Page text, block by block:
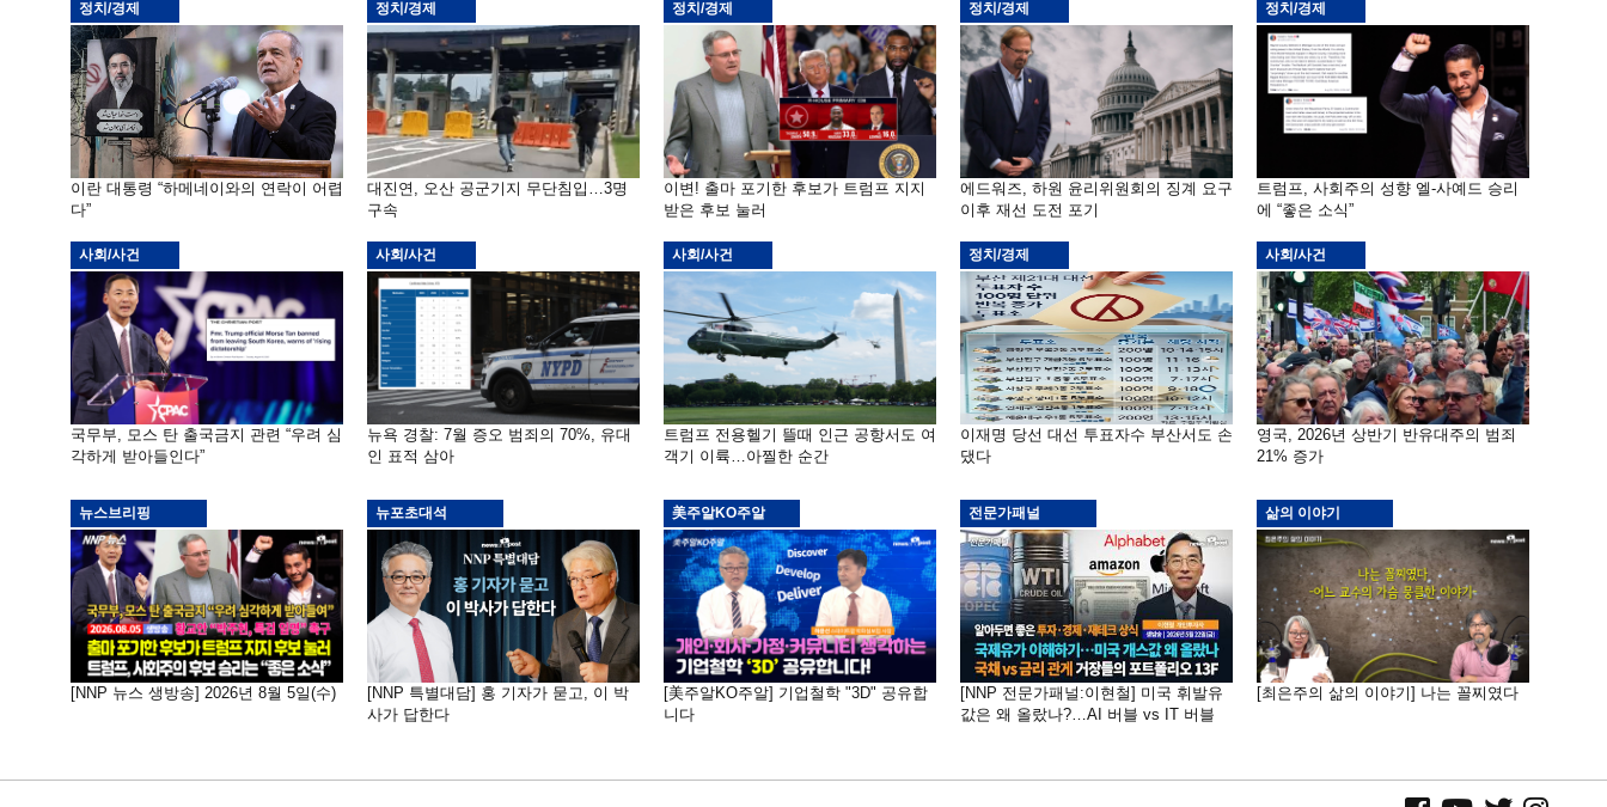
정치/경제
이란 대통령 “하메네이와의 연락이 어렵
다”
정치/경제
대진연, 오산 공군기지 무단침입…3명
구속
정치/경제
이변! 출마 포기한 후보가 트럼프 지지
받은 후보 눌러
정치/경제
에드워즈, 하원 윤리위원회의 징계 요구
이후 재선 도전 포기
정치/경제
트럼프, 사회주의 성향 엘-사예드 승리
에 “좋은 소식”
사회/사건
국무부, 모스 탄 출국금지 관련 “우려 심
각하게 받아들인다”
사회/사건
뉴욕 경찰: 7월 증오 범죄의 70%, 유대
인 표적 삼아
사회/사건
트럼프 전용헬기 뜰때 인근 공항서도 여
객기 이륙…아찔한 순간
정치/경제
이재명 당선 대선 투표자수 부산서도 손
댔다
사회/사건
영국, 2026년 상반기 반유대주의 범죄
21% 증가
뉴스브리핑
[NNP 뉴스 생방송] 2026년 8월 5일(수)
뉴포초대석
[NNP 특별대담] 홍 기자가 묻고, 이 박
사가 답한다
美주알KO주알
[美주알KO주알] 기업철학 "3D" 공유합
니다
전문가패널
[NNP 전문가패널:이현철] 미국 휘발유
값은 왜 올랐나?…AI 버블 vs IT 버블
삶의 이야기
[최은주의 삶의 이야기] 나는 꼴찌였다